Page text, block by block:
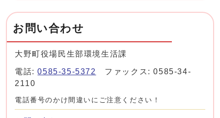
お問い合わせ
大野町役場民生部環境生活課
電話:0585-35-5372
ファックス: 0585-34-
2110
電話番号のかけ間違いにご注意ください！